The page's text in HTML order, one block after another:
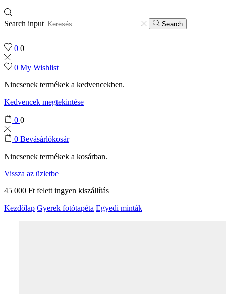
Search input Search
0 0
0 My Wishlist
Nincsenek termékek a kedvencekben.
Kedvencek megtekintése
0 0
0 Bevásárlókosár
Nincsenek termékek a kosárban.
Vissza az üzletbe
45 000 Ft felett ingyen kiszállítás
Kezdőlap Gyerek fotótapéta Egyedi minták